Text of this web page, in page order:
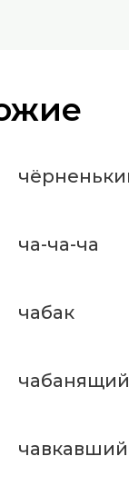
ча-ча-ча
чабак
чабанящий
чавкавший